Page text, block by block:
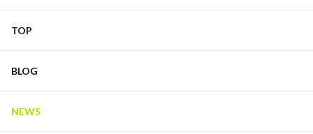
VOICTION
TOP
BLOG
NEWS